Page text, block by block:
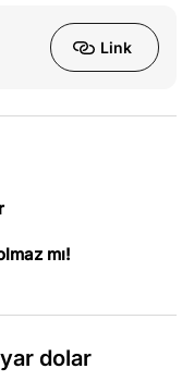
Link
mı!
dolar